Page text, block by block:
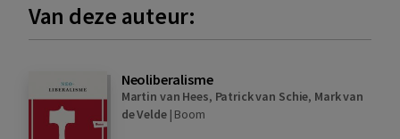
Van deze auteur:
Neoliberalisme
Martin van Hees, Patrick van Schie, Mark van
de Velde| Boom